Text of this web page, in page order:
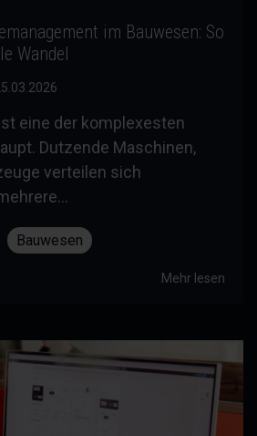
im Bauwesen: So
Wandel
eine der komplexesten
Dutzende Maschinen,
verteilen sich
Bauwesen
Mehr lesen